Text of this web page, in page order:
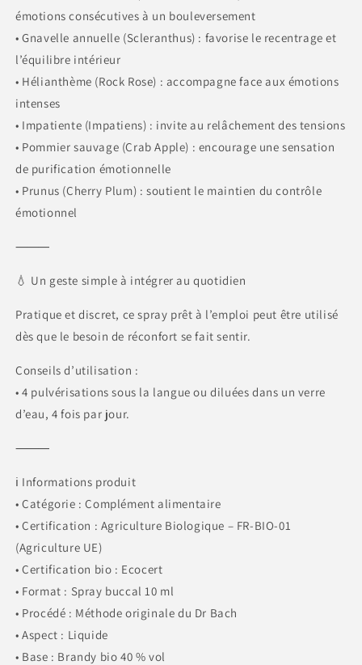
émotions consécutives à un bouleversement
• Gnavelle annuelle (Scleranthus) : favorise le recentrage et
l’équilibre intérieur
• Hélianthème (Rock Rose) : accompagne face aux émotions
intenses
• Impatiente (Impatiens) : invite au relâchement des tensions
• Pommier sauvage (Crab Apple) : encourage une sensation
de purification émotionnelle
• Prunus (Cherry Plum) : soutient le maintien du contrôle
émotionnel
⸻
💧 Un geste simple à intégrer au quotidien
Pratique et discret, ce spray prêt à l’emploi peut être utilisé
dès que le besoin de réconfort se fait sentir.
Conseils d’utilisation :
• 4 pulvérisations sous la langue ou diluées dans un verre
d’eau, 4 fois par jour.
⸻
ℹ️ Informations produit
• Catégorie : Complément alimentaire
• Certification : Agriculture Biologique – FR-BIO-01
(Agriculture UE)
• Certification bio : Ecocert
• Format : Spray buccal 10 ml
• Procédé : Méthode originale du Dr Bach
• Aspect : Liquide
• Base : Brandy bio 40 % vol